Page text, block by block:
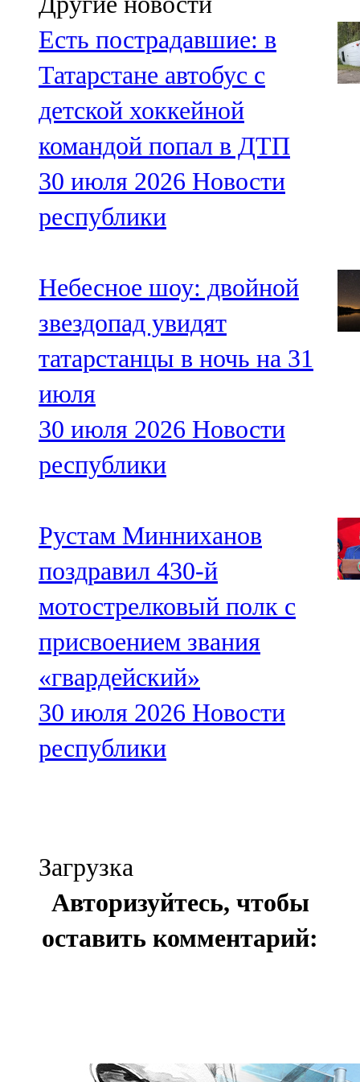
Есть пострадавшие: в
Татарстане автобус с
детской хоккейной
командой попал в ДТП
30 июля 2026 Новости
республики
Небесное шоу: двойной
звездопад увидят
татарстанцы в ночь на 31
июля
30 июля 2026 Новости
республики
Рустам Минниханов
поздравил 430-й
мотострелковый полк с
присвоением звания
«гвардейский»
30 июля 2026 Новости
республики
Загрузка
Авторизуйтесь, чтобы
оставить комментарий: